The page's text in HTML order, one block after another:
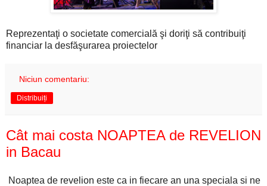
Reprezentaţi o societate comercială şi doriţi să contribuiţi
financiar la desfăşurarea proiectelor
Niciun comentariu:
Distribuiți
Cât mai costa NOAPTEA de REVELION
in Bacau
Noaptea de revelion este ca in fiecare an una speciala si ne